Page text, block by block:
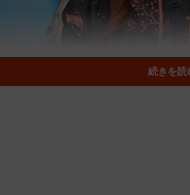
続きを読